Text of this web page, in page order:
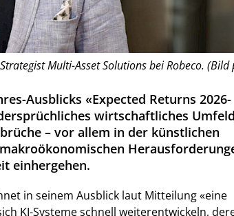
Multi-Asset Solutions bei Robeco. (Bild
Ausblicks «Expected Returns 2026-
wirtschaftliches
– vor allem in der künstlichen
einhergehen.
in seinem Ausblick laut Mitteilung «eine
KI-Systeme schnell weiterentwickeln,